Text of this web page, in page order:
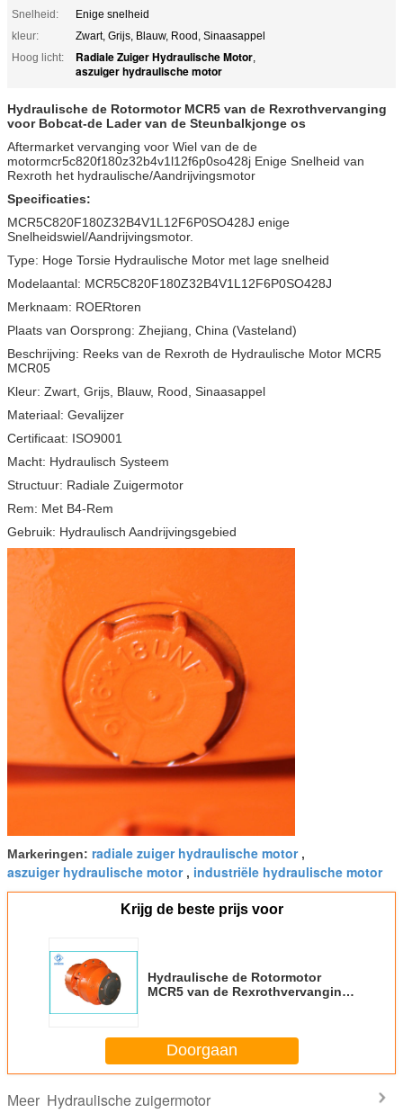
Snelheid:
Enige snelheid
kleur:
Zwart, Grijs, Blauw, Rood, Sinaasappel
Hoog licht:
Radiale Zuiger Hydraulische Motor,
aszuiger hydraulische motor
Hydraulische de Rotormotor MCR5 van de Rexrothvervanging
voor Bobcat-de Lader van de Steunbalkjonge os
Aftermarket vervanging voor Wiel van de de
motormcr5c820f180z32b4v1l12f6p0so428j Enige Snelheid van
Rexroth het hydraulische/Aandrijvingsmotor
Specificaties:
MCR5C820F180Z32B4V1L12F6P0SO428J enige
Snelheidswiel/Aandrijvingsmotor.
Type: Hoge Torsie Hydraulische Motor met lage snelheid
Modelaantal: MCR5C820F180Z32B4V1L12F6P0SO428J
Merknaam: ROERtoren
Plaats van Oorsprong: Zhejiang, China (Vasteland)
Beschrijving: Reeks van de Rexroth de Hydraulische Motor MCR5
MCR05
Kleur: Zwart, Grijs, Blauw, Rood, Sinaasappel
Materiaal: Gevalijzer
Certificaat: ISO9001
Macht: Hydraulisch Systeem
Structuur: Radiale Zuigermotor
Rem: Met B4-Rem
Gebruik: Hydraulisch Aandrijvingsgebied
Markeringen: radiale zuiger hydraulische motor,
aszuiger hydraulische motor, industriële hydraulische motor
Krijg de beste prijs voor
Hydraulische de Rotormotor
MCR5 van de Rexrothvervanging
Doorgaan
Meer Hydraulische zuigermotor